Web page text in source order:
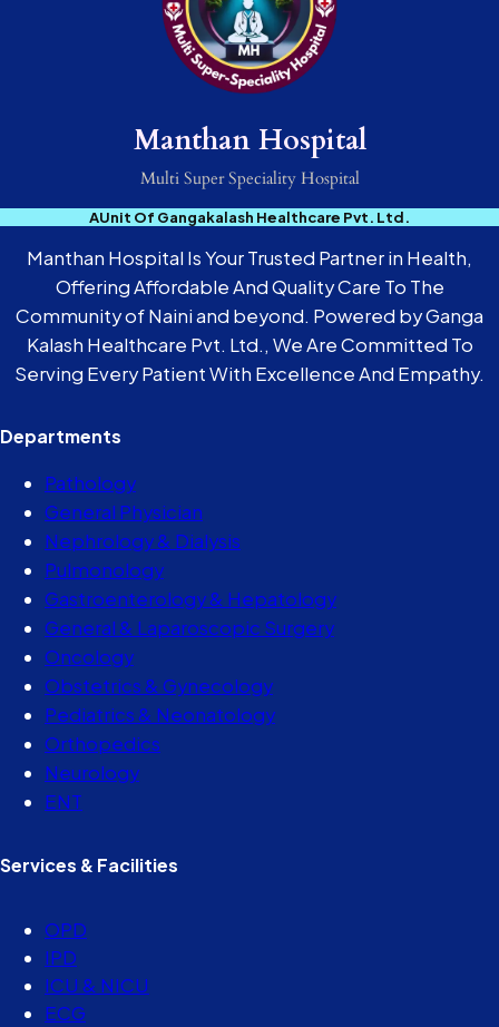
Manthan Hospital
Multi Super Speciality Hospital
AUnit Of Gangakalash Healthcare Pvt. Ltd.
Manthan Hospital Is Your Trusted Partner in Health,
Offering Affordable And Quality Care To The
Community of Naini and beyond. Powered by Ganga
Kalash Healthcare Pvt. Ltd., We Are Committed To
Serving Every Patient With Excellence And Empathy.
Departments
Pathology
General Physician
Nephrology & Dialysis
Pulmonology
Gastroenterology & Hepatology
General & Laparoscopic Surgery
Oncology
Obstetrics & Gynecology
Pediatrics & Neonatology
Orthopedics
Neurology
ENT
Services & Facilities
OPD
IPD
ICU & NICU
ECG